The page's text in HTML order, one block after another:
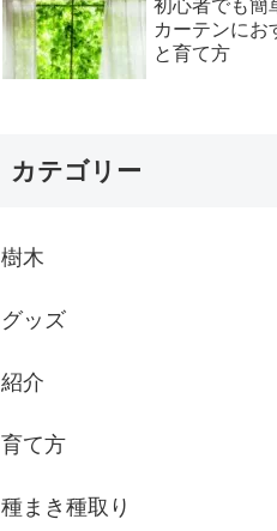
初心者でも簡
カーテンにお
と育て方
カテゴリー
樹木
グッズ
紹介
育て方
種まき種取り